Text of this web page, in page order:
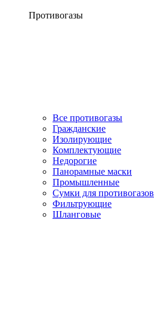
Противогазы
Все противогазы
Гражданские
Изолирующие
Комплектующие
Недорогие
Панорамные маски
Промышленные
Сумки для противогазов
Фильтрующие
Шланговые